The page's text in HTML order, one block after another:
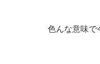
色んな意味で